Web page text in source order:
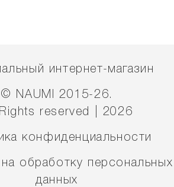
интернет-магазин
© NAUMI 2015-26.
reserved | 2026
конфиденциальности
обработку персональных
данных